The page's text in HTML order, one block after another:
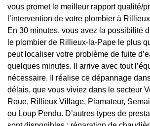
vous promet le meilleur rapport qualité/
l’intervention de votre plombier à
En 30 minutes, vous avez la possibilité
le plombier de Rillieux-la-Pape le plus
peut localiser votre problème de fuite
quelques minutes. Il arrive avec tout
nécessaire. Il réalise ce dépannage
délais, que vous viviez dans le secteur
Roue, Rillieux Village, Piamateur,
ou Loup Pendu. D’autres types de